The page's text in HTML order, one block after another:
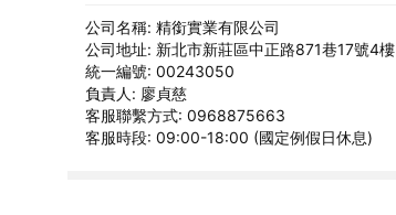
公司名稱: 精銜實業有限公司
公司地址: 新北市新莊區中正路871巷17號4樓
統一編號: 00243050
負責人: 廖貞慈
客服聯繫方式: 0968875663
客服時段: 09:00-18:00 (國定例假日休息)